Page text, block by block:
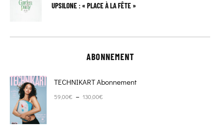
UPSILONE : « PLACE À LA FÊTE »
ABONNEMENT
TECHNIKART Abonnement
59,00€ – 130,00€